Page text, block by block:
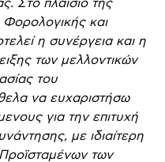
Στο πλαίσιο της
Φορολογικής και
η συνέργεια και η
των μελλοντικών
του
να ευχαριστήσω
για την επιτυχή
με ιδιαίτερη
των